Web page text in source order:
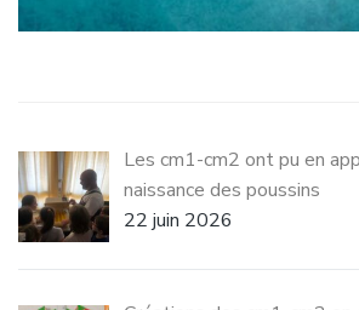
Les cm1-cm2 ont pu en
naissance des poussins
22 juin 2026